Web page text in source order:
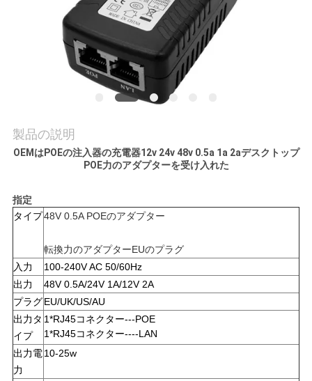
達
に
絡
な
さ
い
ニ
製品の説明
OEMはPOEの注入器の充電器12v 24v 48v 0.5a 1a 2aデスクトップ
POE力のアダプターを受け入れた
指定
タイプ48V 0.5A POEのアダプター
転換力のアダプターEUのプラグ
入力
100-240V AC 50/60Hz
出力
48V 0.5A/24V 1A/12V 2A
プラグEU/UK/US/AU
出力タ
イプ
1*RJ45コネクター---POE
1*RJ45コネクター----LAN
出力電
力
10-25w